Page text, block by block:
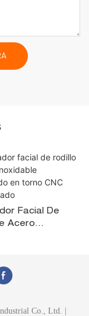
Facial De
Acero
Co., Ltd. |